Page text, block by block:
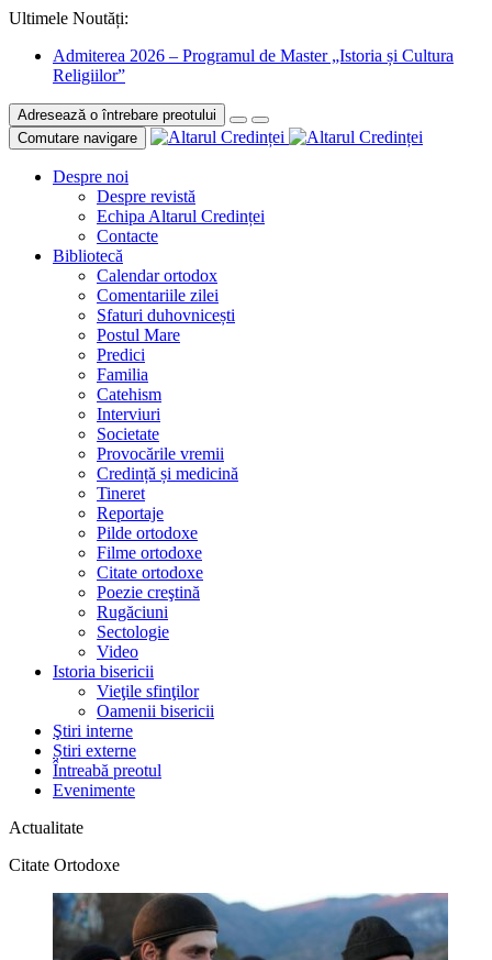
Ultimele Noutăți:
Admiterea 2026 – Programul de Master „Istoria și Cultura
Religiilor”
Adresează o întrebare preotului
Comutare navigare
Despre noi
Despre revistă
Echipa Altarul Credinței
Contacte
Bibliotecă
Calendar ortodox
Comentariile zilei
Sfaturi duhovnicești
Postul Mare
Predici
Familia
Catehism
Interviuri
Societate
Provocările vremii
Credință și medicină
Tineret
Reportaje
Pilde ortodoxe
Filme ortodoxe
Citate ortodoxe
Poezie creştină
Rugăciuni
Sectologie
Video
Istoria bisericii
Vieţile sfinţilor
Oamenii bisericii
Ştiri interne
Știri externe
Întreabă preotul
Evenimente
Actualitate
Citate Ortodoxe